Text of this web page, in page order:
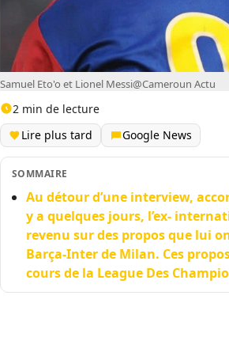
Samuel Eto'o et Lionel Messi@Cameroun Actu
2 min de lecture
Lire plus tard
Google News
SOMMAIRE
Au détour d’une interview,
y a quelques jours, l’ex-
revenu sur des propos que lui
Barça-Inter de Milan. Ces
cours de la League Des